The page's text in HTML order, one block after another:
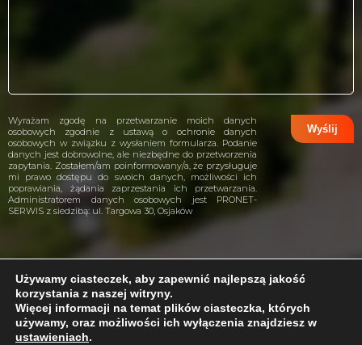
Problem z internetem?
Wyrażam zgodę na przetwarzanie moich danych
osobowych zgodnie z ustawą o ochronie danych
osobowych w związku z wysłaniem formularza. Podanie
danych jest dobrowolne, ale niezbędne do przetworzenia
zapytania. Zostałem/am poinformowany/a, że przysługuje
mi prawo dostępu do swoich danych, możliwości ich
poprawiania, żądania zaprzestania ich przetwarzania.
Administratorem danych osobowych jest PRONET-
SERWIS z siedzibą: ul. Targowa 30, Osjaków
projekt i wykonanie:CreativeHeads.pl
Używamy ciasteczek, aby zapewnić najlepszą jakość
korzystania z naszej witryny.
Więcej informacji na temat plików ciasteczka, których
używamy, oraz możliwości ich wyłączenia znajdziesz w
ustawieniach.